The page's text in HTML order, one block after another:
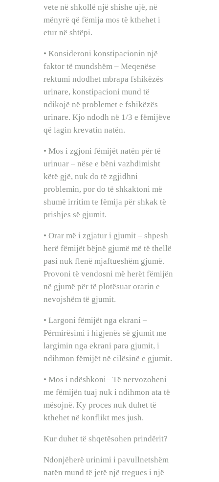
vete në shkollë një shishe ujë, në
mënyrë që fëmija mos të kthehet i
etur në shtëpi.
• Konsideroni konstipacionin një
faktor të mundshëm – Meqenëse
rektumi ndodhet mbrapa fshikëzës
urinare, konstipacioni mund të
ndikojë në problemet e fshikëzës
urinare. Kjo ndodh në 1/3 e fëmijëve
që lagin krevatin natën.
• Mos i zgjoni fëmijët natën për të
urinuar – nëse e bëni vazhdimisht
këtë gjë, nuk do të zgjidhni
problemin, por do të shkaktoni më
shumë irritim te fëmija për shkak të
prishjes së gjumit.
• Orar më i zgjatur i gjumit – shpesh
herë fëmijët bëjnë gjumë më të thellë
pasi nuk flenë mjaftueshëm gjumë.
Provoni të vendosni më herët fëmijën
në gjumë për të plotësuar orarin e
nevojshëm të gjumit.
• Largoni fëmijët nga ekrani –
Përmirësimi i higjenës së gjumit me
largimin nga ekrani para gjumit, i
ndihmon fëmijët në cilësinë e gjumit.
• Mos i ndëshkoni– Të nervozoheni
me fëmijën tuaj nuk i ndihmon ata të
mësojnë. Ky proces nuk duhet të
kthehet në konflikt mes jush.
Kur duhet të shqetësohen prindërit?
Ndonjëherë urinimi i pavullnetshëm
natën mund të jetë një tregues i një